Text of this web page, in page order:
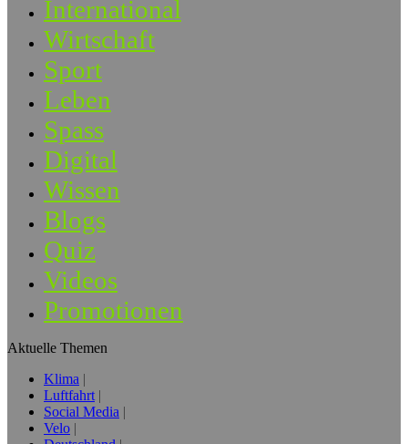
International
Wirtschaft
Sport
Leben
Spass
Digital
Wissen
Blogs
Quiz
Videos
Promotionen
Aktuelle Themen
Klima
Luftfahrt
Social Media
Velo